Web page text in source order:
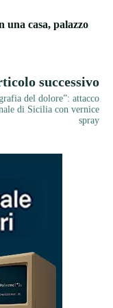
una casa, palazzo
successivo
del dolore”: attacco
di Sicilia con vernice
spray